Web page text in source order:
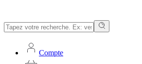
Compte